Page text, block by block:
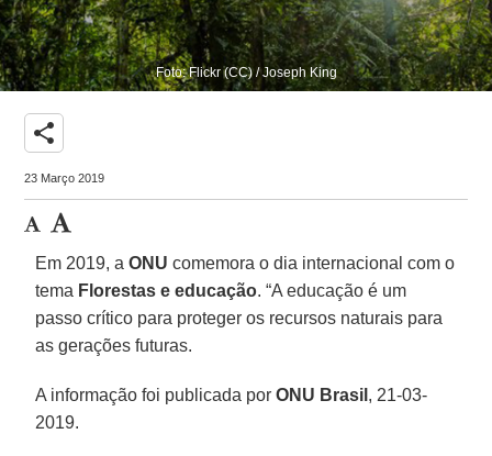
Foto: Flickr (CC) / Joseph King
share
23 Março 2019
Em 2019, aONU comemora o dia internacional com o
tema Florestas e educação. “A educação é um
passo crítico para proteger os recursos naturais para
as gerações futuras.
A informação foi publicada porONU Brasil , 21-03-
2019.